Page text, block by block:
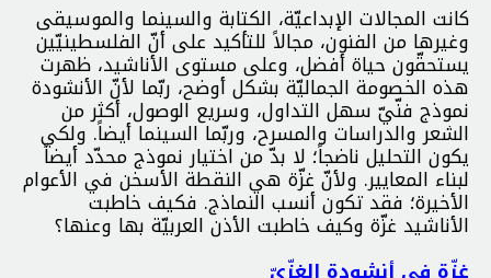
كانت المجالات الإبداعيّة، الكتابة والسينما والموسيقى
وغيرها من الفنون، مجالاً للتأكيد على أنّ الفلسطينيّين
يستحقّون حياة أفضل، وعلى مستوى الأناشيد، ظهرت
هذه الخصومة الجماليّة بشكل أوضح، ربّما لأنّ الأنشودة
نموذج فنّيّ سهل التداول، وسريع الوصول، أكثر من
الشعر والدراسات والمسرح، وربّما السينما أيضاً. ولكي
يكون التحليل ناضجاً؛ لا بدّ من اختيار نموذج محدّد أيضاً
لبناء المعايير. ولأنّ غزّة هي النقطة الأسخن في الأعوام
الأخيرة؛ فقد تكون أنسب النماذج. فكيف خاطبت
الأناشيد غزّة وكيف خاطبت الأذن العربيّة بها وعنها؟